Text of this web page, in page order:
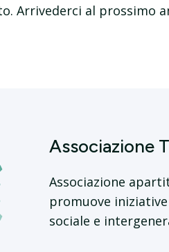
Arrivederci al prossimo
Associazione
Associazione
promuove
sociale e